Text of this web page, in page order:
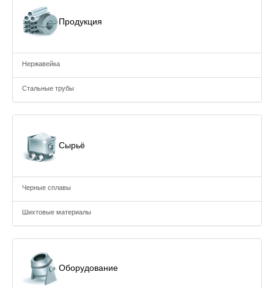
Продукция
Нержавейка
Стальные трубы
Сырьё
Черные сплавы
Шихтовые материалы
Оборудование